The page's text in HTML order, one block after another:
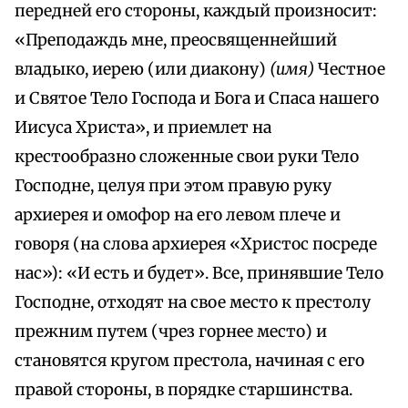
передней его стороны, каждый произносит:
«Преподаждь мне, преосвященнейший
владыко, иерею (или диакону) (имя) Честное
и Святое Тело Господа и Бога и Спаса нашего
Иисуса Христа», и приемлет на
крестообразно сложенные свои руки Тело
Господне, целуя при этом правую руку
архиерея и омофор на его левом плече и
говоря (на слова архиерея «Христос посреде
нас»): «И есть и будет». Все, принявшие Тело
Господне, отходят на свое место к престолу
прежним путем (чрез горнее место) и
становятся кругом престола, начиная с его
правой стороны, в порядке старшинства.